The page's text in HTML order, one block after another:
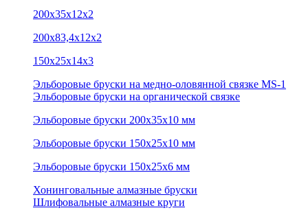
200х35х12х2
200х83,4х12х2
150х25х14х3
Эльборовые бруски на медно-оловянной связке MS-1
Эльборовые бруски на органической связке
Эльборовые бруски 200х35х10 мм
Эльборовые бруски 150х25х10 мм
Эльборовые бруски 150х25х6 мм
Хонинговальные алмазные бруски
Шлифовальные алмазные круги